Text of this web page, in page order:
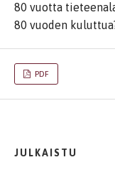
80 vuotta
80 vuoden
PDF
JULKAISTU